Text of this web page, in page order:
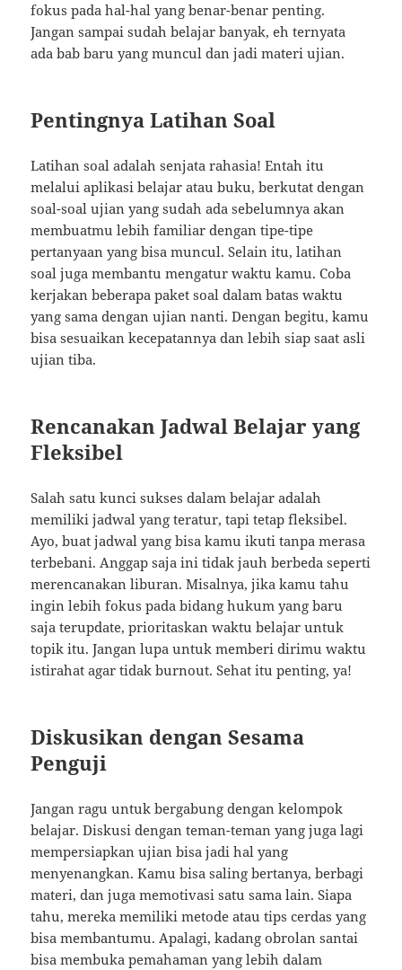
fokus pada hal-hal yang benar-benar penting.
Jangan sampai sudah belajar banyak, eh ternyata
ada bab baru yang muncul dan jadi materi ujian.
Pentingnya Latihan Soal
Latihan soal adalah senjata rahasia! Entah itu
melalui aplikasi belajar atau buku, berkutat dengan
soal-soal ujian yang sudah ada sebelumnya akan
membuatmu lebih familiar dengan tipe-tipe
pertanyaan yang bisa muncul. Selain itu, latihan
soal juga membantu mengatur waktu kamu. Coba
kerjakan beberapa paket soal dalam batas waktu
yang sama dengan ujian nanti. Dengan begitu, kamu
bisa sesuaikan kecepatannya dan lebih siap saat asli
ujian tiba.
Rencanakan Jadwal Belajar yang
Fleksibel
Salah satu kunci sukses dalam belajar adalah
memiliki jadwal yang teratur, tapi tetap fleksibel.
Ayo, buat jadwal yang bisa kamu ikuti tanpa merasa
terbebani. Anggap saja ini tidak jauh berbeda seperti
merencanakan liburan. Misalnya, jika kamu tahu
ingin lebih fokus pada bidang hukum yang baru
saja terupdate, prioritaskan waktu belajar untuk
topik itu. Jangan lupa untuk memberi dirimu waktu
istirahat agar tidak burnout. Sehat itu penting, ya!
Diskusikan dengan Sesama
Penguji
Jangan ragu untuk bergabung dengan kelompok
belajar. Diskusi dengan teman-teman yang juga lagi
mempersiapkan ujian bisa jadi hal yang
menyenangkan. Kamu bisa saling bertanya, berbagi
materi, dan juga memotivasi satu sama lain. Siapa
tahu, mereka memiliki metode atau tips cerdas yang
bisa membantumu. Apalagi, kadang obrolan santai
bisa membuka pemahaman yang lebih dalam